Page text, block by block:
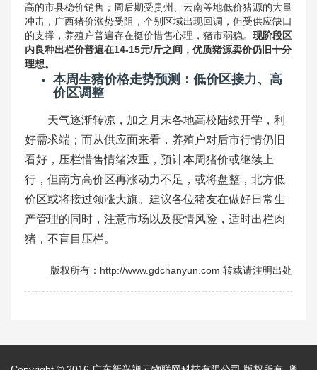
高的市县稳价销售；周后期受贵州、云南等地低价猪源的大量
冲击，广西猪价涨势受阻，个别区域出现回调，但受供应缺口
的支撑，养殖户普遍存在挺价惜售心理，猪市弱稳。 现阶段区
内良种出栏价普遍在14-15元/斤之间，优质猪源卖价仍旧十分
理想。
本周生猪价格走势预测：低价区接力、高
价区调整
天气逐渐转凉，加之月末各地高校陆续开学，利
好需求端；而从供应面来看，养殖户对后市行情仍旧
看好，压栏惜售情绪浓重，预计本周猪价或继续上
行，但南方高价区再涨动力不足，或将盘整，北方低
价区或将接过领涨大旗。建议各位猪友在做好日常生
产管理的同时，注意市场以及疫情风险，适时出栏肉
猪，不盲目压栏。
版权所有：http://www.gdchanyun.com 转载请注明出处